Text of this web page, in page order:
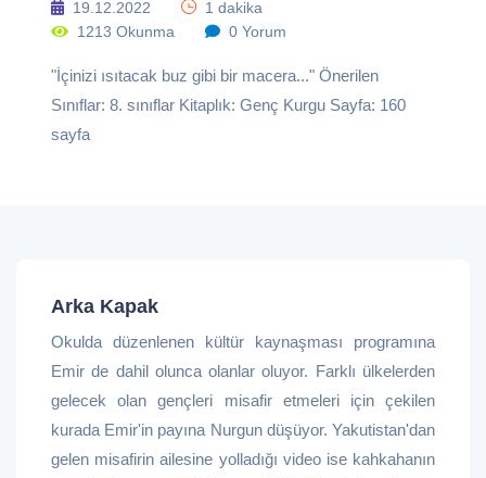
19.12.2022
1 dakika
1213 Okunma
0 Yorum
"İçinizi ısıtacak buz gibi bir macera..." Önerilen
Sınıflar: 8. sınıflar Kitaplık: Genç Kurgu Sayfa: 160
sayfa
Arka Kapak
Okulda düzenlenen kültür kaynaşması programına
Emir de dahil olunca olanlar oluyor. Farklı ülkelerden
gelecek olan gençleri misafir etmeleri için çekilen
kurada Emir'in payına Nurgun düşüyor. Yakutistan'dan
gelen misafirin ailesine yolladığı video ise kahkahanın